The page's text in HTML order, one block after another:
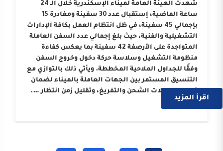
شهدت الهيئة العامة لميناء الإسكندرية خلال الـ 24
ساعة الماضية، إستقبال عدد 30 سفينة ومغادرة 15
بإجمالي 45 سفينة، في ظل انتظام العمل بكافة الإدارات
التشغيلية والفنية، حيث بلغ إجمالي عدد السفن العاملة
المتواجدة على الأرصفة 42 سفينة بما يعكس كفاءة
منظومة التشغيل وسلاسة حركة دخول وخروج السفن
وفقًا للجداول الملاحية المخططة. ويأتي ذلك بالتوازي مع
التنسيق المستمر بين الجهات العاملة بالميناء لضمان
تسريع معدلات الشحن والتفريغ، وتقليل زمن انتظار ….
اقرأ المزيد